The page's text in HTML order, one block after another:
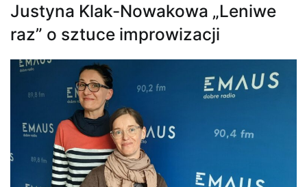
Justyna Klak-Nowakowa „Leniwe
raz” o sztuce improwizacji